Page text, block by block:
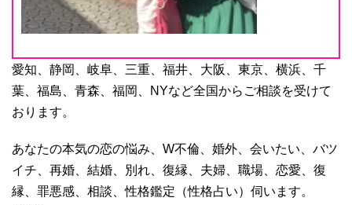
愛知、静岡、岐阜、三重、福井、大阪、東京、横浜、千
葉、福島、青森、福岡、NYなど全国からご相談を受けて
おります。
あなたの本気の恋の悩み、W不倫、婚外、会いたい、バツ
イチ、再婚、結婚、別れ、復縁、夫婦、職場、恋愛、復
縁、罪悪感、相談、性格鑑定（性格占い）伺います。